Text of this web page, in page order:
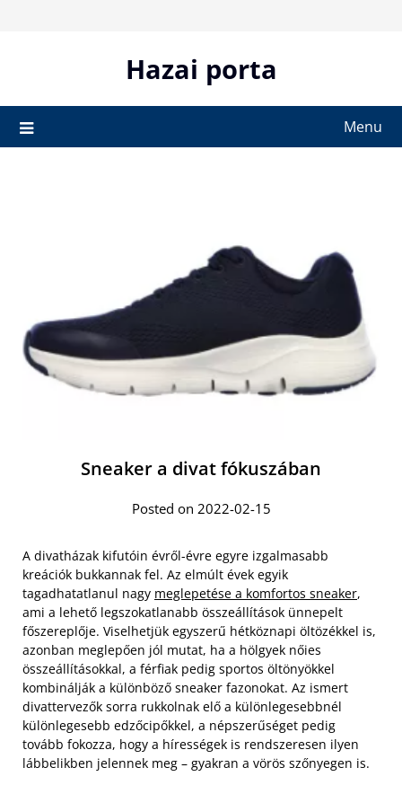
Hazai porta
Menu
Sneaker a divat fókuszában
Posted on 2022-02-15
A divatházak kifutóin évről-évre egyre izgalmasabb
kreációk bukkannak fel. Az elmúlt évek egyik
tagadhatatlanul nagy meglepetése a komfortos sneaker,
ami a lehető legszokatlanabb összeállítások ünnepelt
főszereplője. Viselhetjük egyszerű hétköznapi öltözékkel is,
azonban meglepően jól mutat, ha a hölgyek nőies
összeállításokkal, a férfiak pedig sportos öltönyökkel
kombinálják a különböző sneaker fazonokat. Az ismert
divattervezők sorra rukkolnak elő a különlegesebbnél
különlegesebb edzőcipőkkel, a népszerűséget pedig
tovább fokozza, hogy a hírességek is rendszeresen ilyen
lábbelikben jelennek meg – gyakran a vörös szőnyegen is.